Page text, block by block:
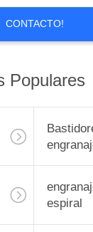
del
CONTACTO!
Populares
espiral